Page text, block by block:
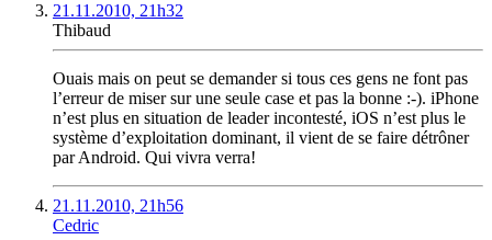
21.11.2010, 21h32
Thibaud
Ouais mais on peut se demander si tous ces gens ne font pas
l’erreur de miser sur une seule case et pas la bonne :-). iPhone
n’est plus en situation de leader incontesté, iOS n’est plus le
système d’exploitation dominant, il vient de se faire détrôner
par Android. Qui vivra verra!
21.11.2010, 21h56
Cedric